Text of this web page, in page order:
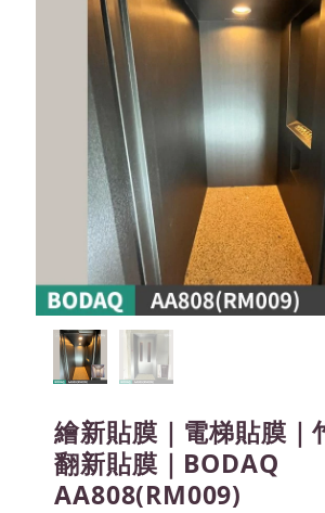
繪新貼膜｜電梯貼膜｜
翻新貼膜｜BODAQ
AA808(RM009)